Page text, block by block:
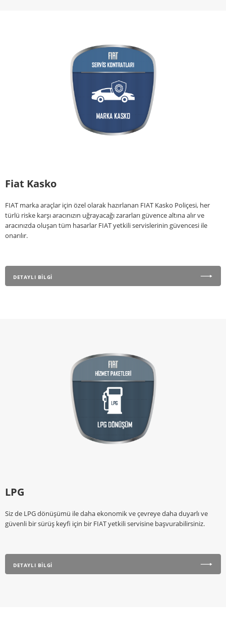
Fiat Kasko
FIAT marka araçlar için özel olarak hazırlanan FIAT Kasko Poliçesi, her
türlü riske karşı aracınızın uğrayacağı zararları güvence altına alır ve
aracınızda oluşan tüm hasarlar FIAT yetkili servislerinin güvencesi ile
onarılır.
DETAYLI BİLGİ
LPG
Siz de LPG dönüşümü ile daha ekonomik ve çevreye daha duyarlı ve
güvenli bir sürüş keyfi için bir FIAT yetkili servisine başvurabilirsiniz.
DETAYLI BİLGİ